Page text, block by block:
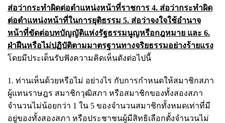
ส่อว่ากระทำผิดต่อตำแหน่งหน้าที่ราชการ 4. ส่อว่ากระทำผิด
ต่อตำแหน่งหน้าที่ในการยุติธรรม 5. ส่อว่าจงใจใช้อำนาจ
หน้าที่ขัดต่อบทบัญญัติแห่งรัฐธรรมนูญหรือกฎหมาย และ 6.
ฝ่าฝืนหรือไม่ปฏิบัติตามมาตรฐานทางจริยธรรมอย่างร้ายแรง
โดยมีประเด็นรับฟังความคิดเห็นดังต่อไปนี้
1. ท่านเห็นด้วยหรือไม่ อย่างไร กับการกำหนดให้สมาชิกสภา
ผู้แทนราษฎร สมาชิกวุฒิสภา หรือสมาชิกของทั้งสองสภา
จำนวนไม่น้อยกว่า 1 ใน 5 ของจำนวนสมาชิกทั้งหมดเท่าที่มี
อยู่ของทั้งสองสภา หรือประชาชนผู้มีสิทธิเลือกตั้งจำนวนไม่